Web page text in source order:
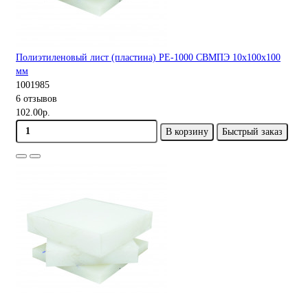
Полиэтиленовый лист (пластина) PE-1000 СВМПЭ 10х100х100
мм
1001985
6 отзывов
102.00р.
В корзину
Быстрый заказ